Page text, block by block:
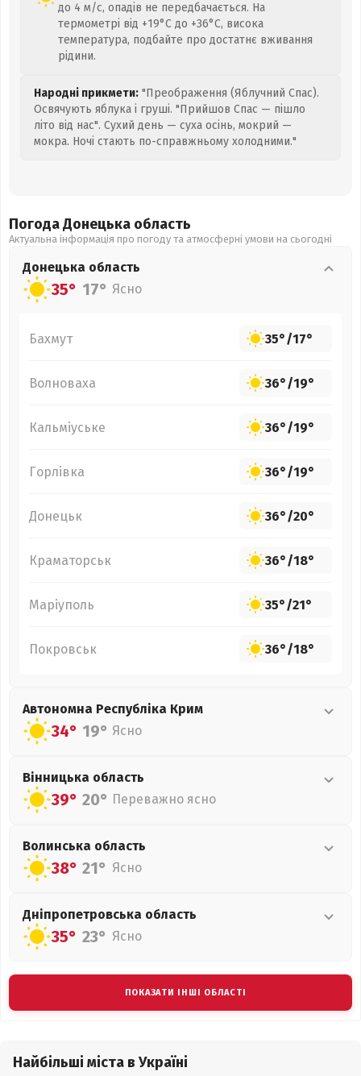
до 4 м/с, опадів не передбачається. На
термометрі від +19°C до +36°C, висока
температура, подбайте про достатнє вживання
рідини.
Народні прикмети: "Преображення (Яблучний Спас).
Освячують яблука і груші. "Прийшов Спас — пішло
літо від нас". Сухий день — суха осінь, мокрий —
мокра. Ночі стають по-справжньому холодними."
Погода Донецька область
Актуальна інформація про погоду та атмосферні умови на сьогодні
Донецька область
35° 17° Ясно
Бахмут 35°/17°
Волноваха 36°/19°
Кальміуське 36°/19°
Горлівка 36°/19°
Донецьк 36°/20°
Краматорськ 36°/18°
Маріуполь 35°/21°
Покровськ 36°/18°
Автономна Республіка Крим
34° 19° Ясно
Вінницька область
39° 20° Переважно ясно
Волинська область
38° 21° Ясно
Дніпропетровська область
35° 23° Ясно
ПОКАЗАТИ ІНШІ ОБЛАСТІ
Найбільші міста в Україні